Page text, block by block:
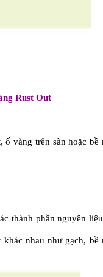
Rust Out
ố vàng trên sàn hoặc bề
thành phần nguyên
nhau như gạch, bề